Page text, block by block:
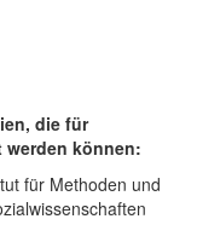
die für
werden können:
für Methoden und